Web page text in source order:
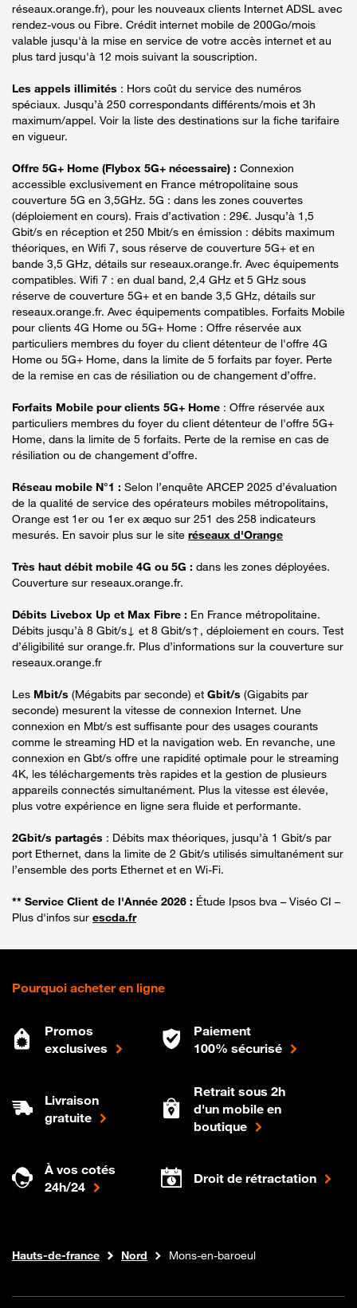
réseaux.orange.fr), pour les nouveaux clients Internet ADSL avec
rendez-vous ou Fibre. Crédit internet mobile de 200Go/mois
valable jusqu'à la mise en service de votre accès internet et au
plus tard jusqu'à 12 mois suivant la souscription.
Les appels illimités : Hors coût du service des numéros
spéciaux. Jusqu’à 250 correspondants différents/mois et 3h
maximum/appel. Voir la liste des destinations sur la fiche tarifaire
en vigueur.
Offre 5G+ Home (Flybox 5G+ nécessaire) : Connexion
accessible exclusivement en France métropolitaine sous
couverture 5G en 3,5GHz. 5G : dans les zones couvertes
(déploiement en cours). Frais d’activation : 29€. Jusqu’à 1,5
Gbit/s en réception et 250 Mbit/s en émission : débits maximum
théoriques, en Wifi 7, sous réserve de couverture 5G+ et en
bande 3,5 GHz, détails sur reseaux.orange.fr. Avec équipements
compatibles. Wifi 7 : en dual band, 2,4 GHz et 5 GHz sous
réserve de couverture 5G+ et en bande 3,5 GHz, détails sur
reseaux.orange.fr. Avec équipements compatibles. Forfaits Mobile
pour clients 4G Home ou 5G+ Home : Offre réservée aux
particuliers membres du foyer du client détenteur de l'offre 4G
Home ou 5G+ Home, dans la limite de 5 forfaits par foyer. Perte
de la remise en cas de résiliation ou de changement d’offre.
Forfaits Mobile pour clients 5G+ Home : Offre réservée aux
particuliers membres du foyer du client détenteur de l'offre 5G+
Home, dans la limite de 5 forfaits. Perte de la remise en cas de
résiliation ou de changement d’offre.
Réseau mobile N°1 : Selon l’enquête ARCEP 2025 d’évaluation
de la qualité de service des opérateurs mobiles métropolitains,
Orange est 1er ou 1er ex æquo sur 251 des 258 indicateurs
mesurés. En savoir plus sur le site réseaux d'Orange
Très haut débit mobile 4G ou 5G : dans les zones déployées.
Couverture sur reseaux.orange.fr.
Débits Livebox Up et Max Fibre : En France métropolitaine.
Débits jusqu’à 8 Gbit/s↓ et 8 Gbit/s↑, déploiement en cours. Test
d’éligibilité sur orange.fr. Plus d’informations sur la couverture sur
reseaux.orange.fr
Les Mbit/s (Mégabits par seconde) et Gbit/s (Gigabits par
seconde) mesurent la vitesse de connexion Internet. Une
connexion en Mbt/s est suffisante pour des usages courants
comme le streaming HD et la navigation web. En revanche, une
connexion en Gbt/s offre une rapidité optimale pour le streaming
4K, les téléchargements très rapides et la gestion de plusieurs
appareils connectés simultanément. Plus la vitesse est élevée,
plus votre expérience en ligne sera fluide et performante.
2Gbit/s partagés : Débits max théoriques, jusqu’à 1 Gbit/s par
port Ethernet, dans la limite de 2 Gbit/s utilisés simultanément sur
l’ensemble des ports Ethernet et en Wi-Fi.
** Service Client de l'Année 2026 : Étude Ipsos bva – Viséo CI –
Plus d'infos sur escda.fr
Pourquoi acheter en ligne
Promos
exclusives
Paiement
100% sécurisé
Livraison
gratuite
Retrait sous 2h
d'un mobile en
boutique
À vos cotés
24h/24
Droit de rétractation
Boutique Orange
Internet fibre
Hauts-de-france Nord Mons-en-baroeul